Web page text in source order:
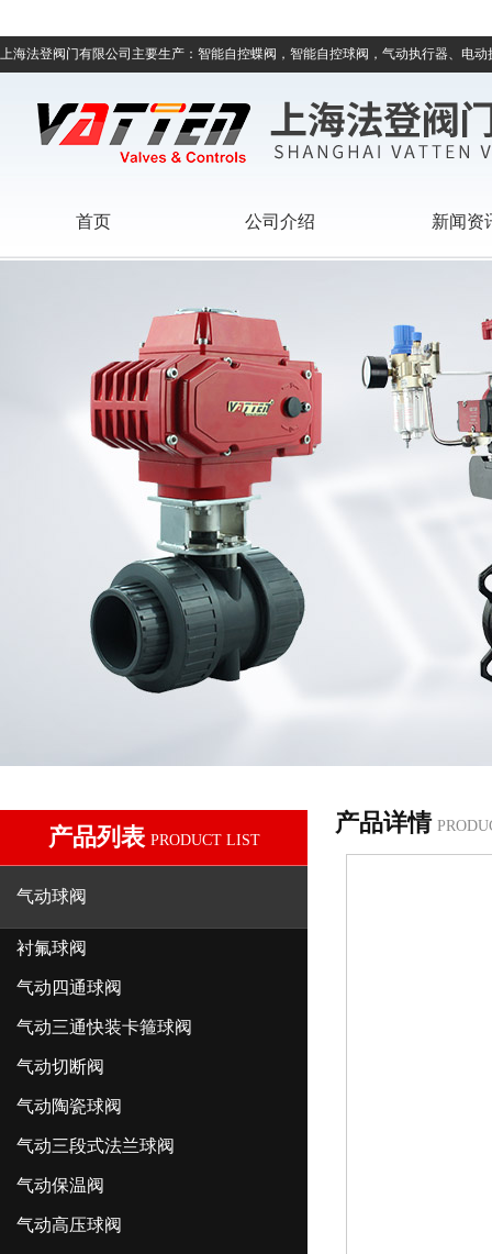
上海法登阀门有限公司主要生产：智能自控蝶阀，智能自控球阀，气动执行器、电
首页 公司介绍 新闻资
产品列表 PRODUCT LIST
气动球阀
衬氟球阀
气动四通球阀
气动三通快装卡箍球阀
气动切断阀
气动陶瓷球阀
气动三段式法兰球阀
气动保温阀
气动高压球阀
产品详情